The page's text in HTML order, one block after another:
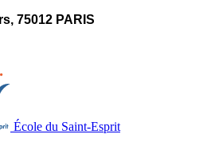
75012 PARIS
École du Saint-Esprit